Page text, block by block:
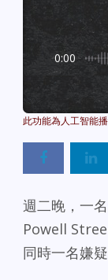
0:00
週二晚，一
Powell
同時一名嫌疑